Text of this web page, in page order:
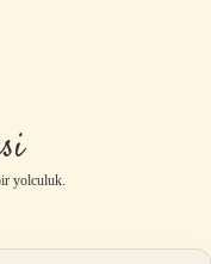
yolculuk.